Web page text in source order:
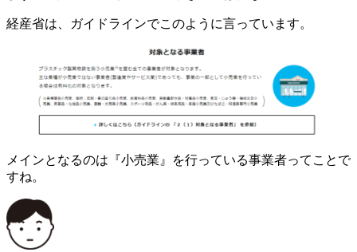
経産省は、ガイドラインでこのように言っています。
メインとなるのは『小売業』を行っている事業者ってことで
すね。